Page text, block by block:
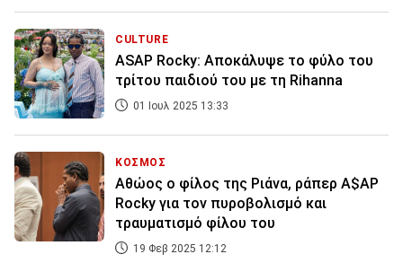
CULTURE
ASAP Rocky: Αποκάλυψε το φύλο του
τρίτου παιδιού του με τη Rihanna
01 Ιουλ 2025 13:33
ΚΟΣΜΟΣ
Αθώος ο φίλος της Ριάνα, ράπερ A$AP
Rocky για τον πυροβολισμό και
τραυματισμό φίλου του
19 Φεβ 2025 12:12